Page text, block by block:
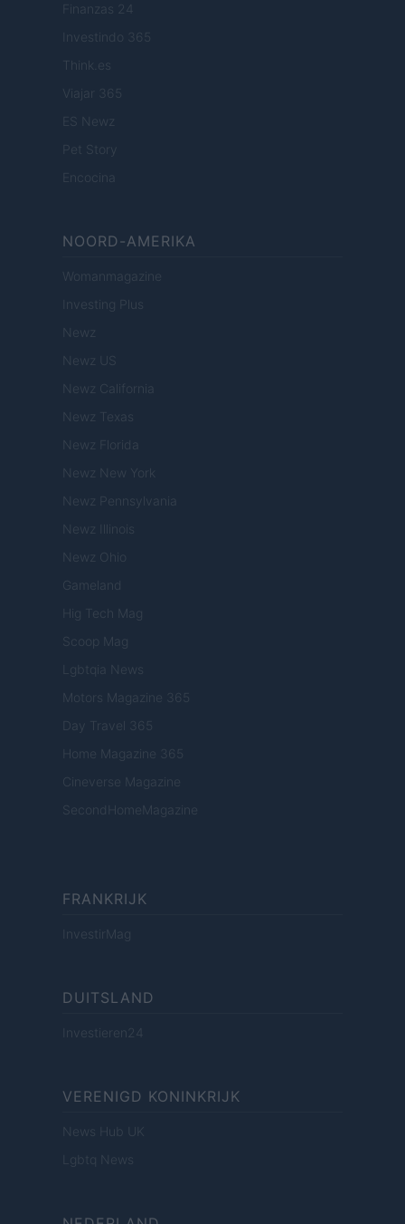
Finanzas 24
Investindo 365
Think.es
Viajar 365
ES Newz
Pet Story
Encocina
NOORD-AMERIKA
Womanmagazine
Investing Plus
Newz
Newz US
Newz California
Newz Texas
Newz Florida
Newz New York
Newz Pennsylvania
Newz Illinois
Newz Ohio
Gameland
Hig Tech Mag
Scoop Mag
Lgbtqia News
Motors Magazine 365
Day Travel 365
Home Magazine 365
Cineverse Magazine
SecondHomeMagazine
FRANKRIJK
InvestirMag
DUITSLAND
Investieren24
VERENIGD KONINKRIJK
News Hub UK
Lgbtq News